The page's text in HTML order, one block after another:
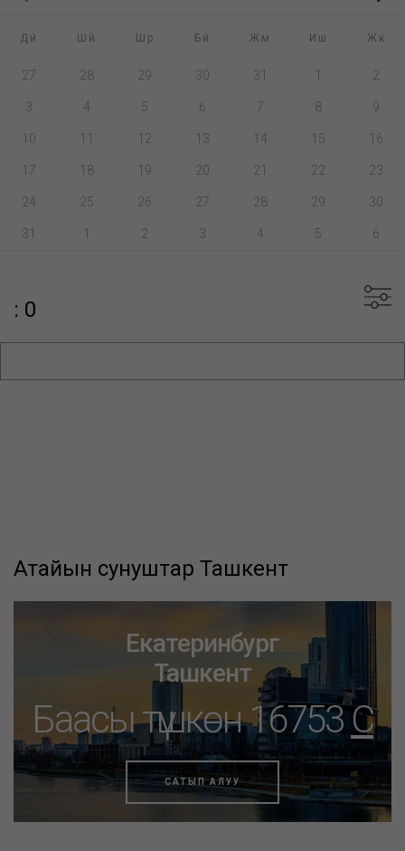
Дй Шй Шр Бй Жм Иш Жк
27 28 29 30 31 1 2
3 4 5 6 7 8 9
10 11 12 13 14 15 16
17 18 19 20 21 22 23
24 25 26 27 28 29 30
31 1 2 3 4 5 6
: 0
Атайын сунуштар Ташкент
Екатеринбург
Ташкент
Баасы түшкөн 16753C
САТЫП АЛУУ